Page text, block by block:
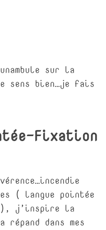
sur la
sens bien…je fais
Fixation
( langue pointée
j’inspire la
dans mes